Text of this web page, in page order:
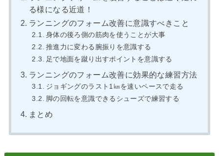
る様になる近道！
ランニングのフォーム改善に意識すべきこと
身体の後ろ側の筋肉を使うことが大事
推進力に変わる腕振りを意識する
足で地面を蹴り出すポイントを意識する
ランニングのフォーム改善に効果的な練習方法
ジョギングのラスト1㎞を速いペースで走る
脚の回転を意識できるシューズで練習する
まとめ